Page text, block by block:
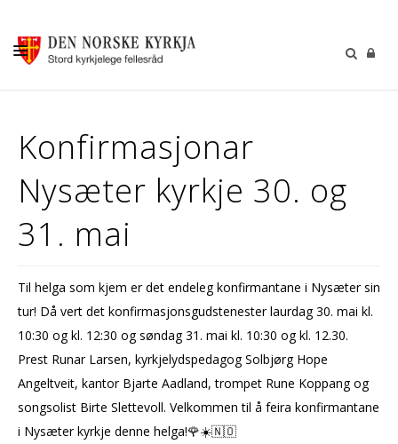
GUDSTENESTER
DÅP VIGSEL GRAVFERD
BARN OG UNGDOM
SOKNERÅDA
INFORMASJON
KONTAKT OSS
Konfirmasjonar
Nysæter kyrkje 30. og
31. mai
Til helga som kjem er det endeleg konfirmantane i Nysæter sin
tur! Då vert det konfirmasjonsgudstenester laurdag 30. mai kl.
10:30 og kl. 12:30 og søndag 31. mai kl. 10:30 og kl. 12.30.
Prest Runar Larsen, kyrkjelydspedagog Solbjørg Hope
Angeltveit, kantor Bjarte Aadland, trompet Rune Koppang og
songsolist Birte Slettevoll. Velkommen til å feira konfirmantane
i Nysæter kyrkje denne helga!🌹☀️🇳🇴